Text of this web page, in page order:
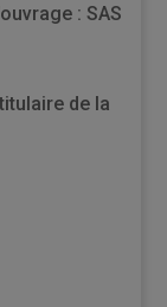
: SAS
de la